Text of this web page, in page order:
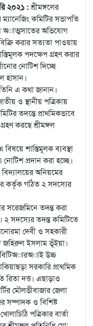
২০২১ :শ্রীমঙ্গলের
ম্যানেজিং কমিটির সভাপতি
অাত্মসাতের অভিযোগ
করার সত্যতা পাওয়ায়
পদক্ষেপ গ্রহণ করার
নোটিশ দিচ্ছে
হাসান।
এ কথা জানান।
ও স্থানীয় পত্রিকায়
তদন্তে প্রাথমিকভাবে
করছে শ্রীমঙ্গল
শাস্তিমূলক ব্যবস্থা
প্রদান করা হচ্ছে।
বিদ্যালয়ের অনিয়মের
কর্তৃক গঠিত ২ সদস্যের
সরেজমিনে তদন্ত করা
২ সদস্যের তদন্ত কমিটিতে
দেবী ও সহকারী
জহিরুল ইসলাম ভূঁইয়া।
বিটিঅারঅাই উচ্চ
সরকারি প্রাথমিক
রিতা দত্ত। এছাড়াও
মৌলভীবাজার জেলা
ও বিশিষ্ট
পত্রিকার বার্তা